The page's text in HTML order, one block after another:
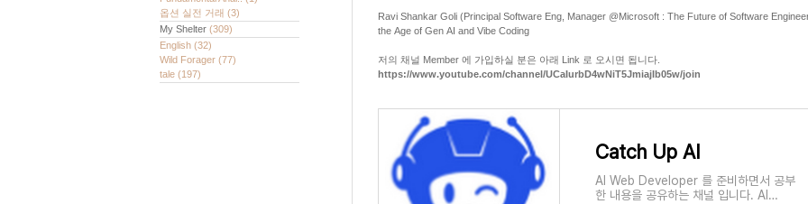
옵션 실전 거래 (3)
My Shelter (309)
English (32)
Wild Forager (77)
tale (197)
Ravi Shankar Goli (Principal Software Eng, Manager @Microsoft : The Future of Software
the Age of Gen AI and Vibe Coding
저의 채널 Member 에 가입하실 분은 아래 Link 로 오시면 됩니다.
https://www.youtube.com/channel/UCaIurbD4wNiT5JmiajIb05w/join
Catch Up AI
AI Web Developer 를 준비하면서 공부
한 내용을 공유하는 채널 입니다. AI